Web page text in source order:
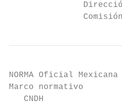
NORMA Oficial
Marco normativo
CNDH